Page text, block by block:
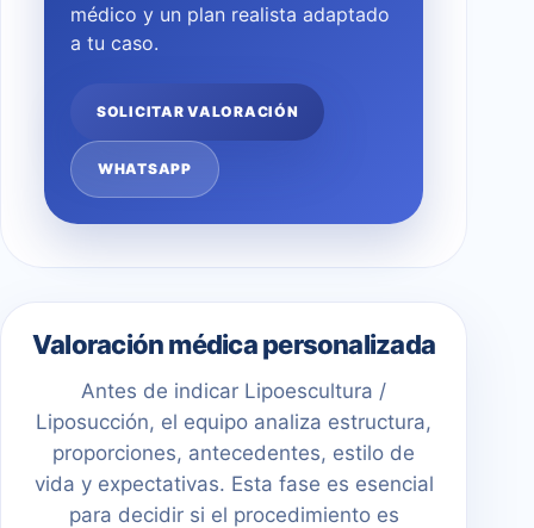
médico y un plan realista adaptado
a tu caso.
SOLICITAR VALORACIÓN
WHATSAPP
Valoración médica personalizada
Antes de indicar Lipoescultura /
Liposucción, el equipo analiza estructura,
proporciones, antecedentes, estilo de
vida y expectativas. Esta fase es esencial
para decidir si el procedimiento es